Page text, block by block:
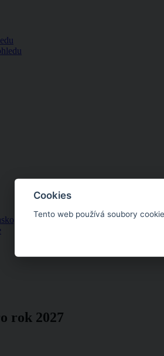
z.s.)
rok 2027
Cookies
Tento web používá soubory